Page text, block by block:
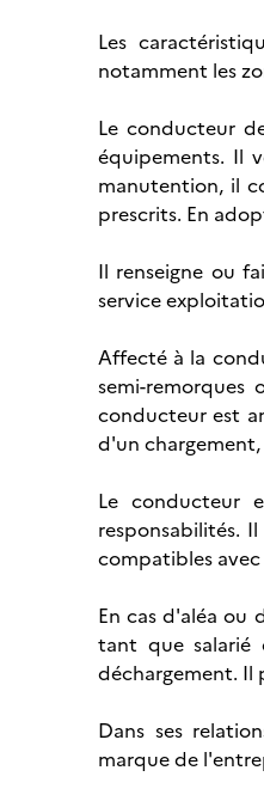
Les
notamment les
Le conducteur
équipements. Il
manutention, il
prescrits. En
Il renseigne ou
service
Affecté à la
semi-remorques
conducteur est
d'un
Le conducteur
responsabilités.
compatibles avec
En cas d'aléa ou
tant que salarié
déchargement. Il
Dans ses
marque de